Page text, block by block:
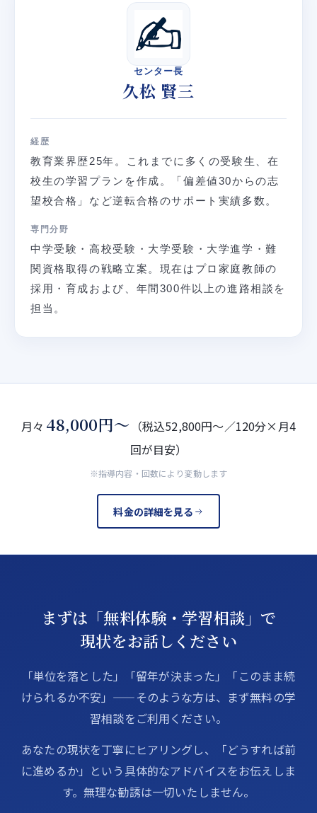
センター長
久松 賢三
経歴
教育業界歴25年。これまでに多くの受験生、在
校生の学習プランを作成。「偏差値30からの志
望校合格」など逆転合格のサポート実績多数。
専門分野
中学受験・高校受験・大学受験・大学進学・難
関資格取得の戦略立案。現在はプロ家庭教師の
採用・育成および、年間300件以上の進路相談を
担当。
月々 48,000円〜 （税込52,800円〜／120分×月4
回が目安）
※指導内容・回数により変動します
料金の詳細を見る
まずは「無料体験・学習相談」で
現状をお話しください
「単位を落とした」「留年が決まった」「このまま続
けられるか不安」——そのような方は、まず無料の学
習相談をご利用ください。
あなたの現状を丁寧にヒアリングし、「どうすれば前
に進めるか」という具体的なアドバイスをお伝えしま
す。無理な勧誘は一切いたしません。